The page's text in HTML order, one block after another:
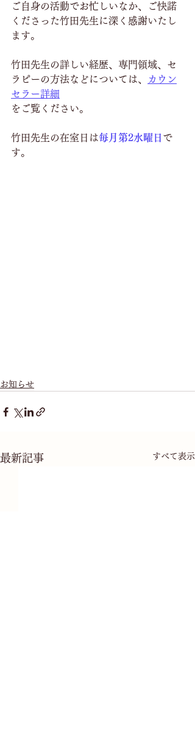
ご自身の活動でお忙しいなか、ご快諾
くださった竹田先生に深く感謝いたし
ます。
竹田先生の詳しい経歴、専門領域、セ
ラピーの方法などについては、
カウン
セラー詳細
をご覧ください。
竹田先生の在室日は毎月第2水曜日 で
す。
お知らせ
最新記事 すべて表示